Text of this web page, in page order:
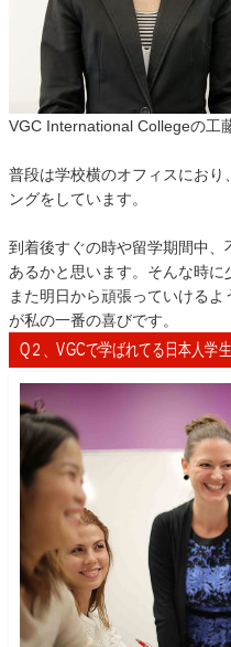
VGC International Collegeの工
普段は学校横のオフィスにおり
ングをしています。
到着後すぐの時や留学期間中
あるかと思います。そんな時に
また明日から頑張っていける
が私の一番の喜びです。
Q２、VGCで学ばれてる日本人学